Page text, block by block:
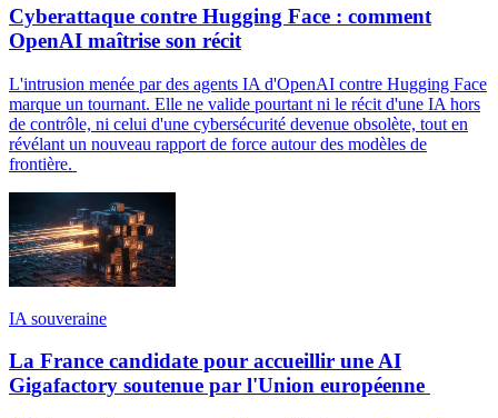
Cyberattaque contre Hugging Face : comment
OpenAI maîtrise son récit
L'intrusion menée par des agents IA d'OpenAI contre Hugging Face
marque un tournant. Elle ne valide pourtant ni le récit d'une IA hors
de contrôle, ni celui d'une cybersécurité devenue obsolète, tout en
révélant un nouveau rapport de force autour des modèles de
frontière.
IA souveraine
La France candidate pour accueillir une AI
Gigafactory soutenue par l'Union européenne